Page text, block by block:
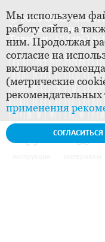
© 2026 ООО «Эбботт
Москва,
Телефон: +7 (495)
Мы используем
работу сайта, а
ним. Продолжая
согласие на
включая
(метрические
рекомендательных
применения